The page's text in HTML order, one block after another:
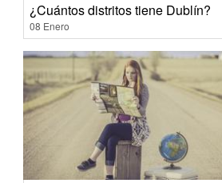
¿Cuántos distritos tiene Dublín?
08 Enero